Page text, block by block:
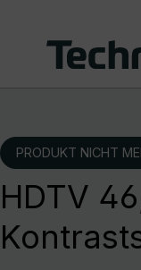
PRODUKT NICHT
HDTV